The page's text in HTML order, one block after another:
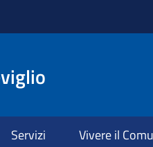
Servizi Vivere il